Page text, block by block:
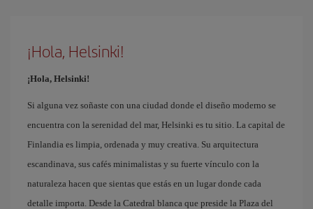
¡Hola, Helsinki!
¡Hola, Helsinki!
Si alguna vez soñaste con una ciudad donde el diseño moderno se
encuentra con la serenidad del mar, Helsinki es tu sitio. La capital de
Finlandia es limpia, ordenada y muy creativa. Su arquitectura
escandinava, sus cafés minimalistas y su fuerte vínculo con la
naturaleza hacen que sientas que estás en un lugar donde cada
detalle importa. Desde la Catedral blanca que preside la Plaza del